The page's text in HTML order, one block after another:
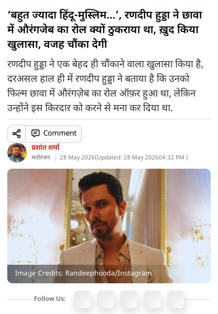
‘बहुत ज्यादा हिंदू-मुस्लिम…’, रणदीप हुड्डा ने छावा
में औरंगजेब का रोल क्यों ठुकराया था, ख़ुद किया
खुलासा, वजह चौंका देगी
रणदीप हुड्डा ने एक बेहद ही चौंकाने वाला खुलासा किया है,
दरअसल हाल ही में रणदीप हुड्डा ने बताया है कि उनको
फिल्म छावा में औरंगज़ेब का रोल ऑफ़र हुआ था, लेकिन
उन्होंने इस किरदार को करने से मना कर दिया था.
प्रशांत शर्मा
मनोरंजन 28 May 2026(Updated: 28 May 202604:32 PM )
Comment
Image Credits: Randeephooda/Instagram
Follow Us: